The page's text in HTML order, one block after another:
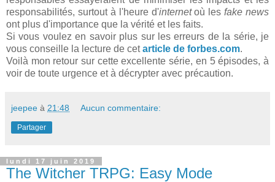
responsabilités, surtout à l'heure d'internetoù lesfake news
ont plus d'importance que la vérité et les faits.
Si vous voulez en savoir plus sur les erreurs de la série, je
vous conseille la lecture de cetarticle de forbes.com.
Voilà mon retour sur cette excellente série, en 5 épisodes, à
voir de toute urgence et à décrypter avec précaution.
jeepee à 21:48 Aucun commentaire:
Partager
lundi 17 juin 2019
The Witcher TRPG: Easy Mode